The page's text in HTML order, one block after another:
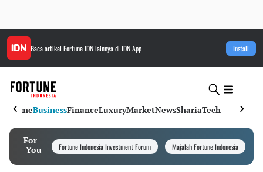
Baca artikel Fortune IDNlainnya di IDN App Install
HomeBusinessFinanceLuxuryMarketNewsShariaTech
For
You
Fortune Indonesia Investment Forum Majalah Fortune Indonesia